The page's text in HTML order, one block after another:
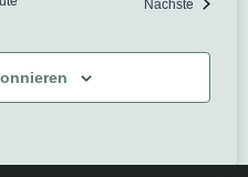
Nächste